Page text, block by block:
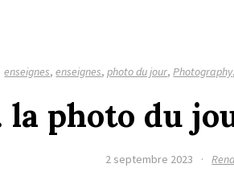
enseignes,enseignes,photo du jour,Photography
la photo du
2 septembre 2023 ·